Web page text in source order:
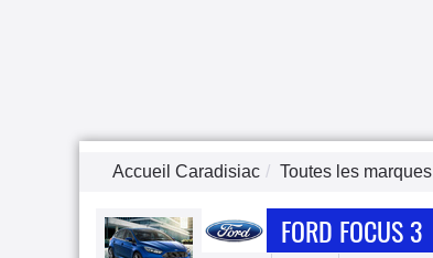
Accueil Caradisiac Toutes les marques
FORD FOCUS 3